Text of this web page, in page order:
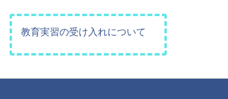
教育実習の受け入れについて